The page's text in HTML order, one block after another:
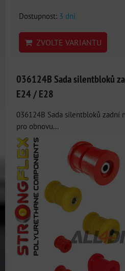
Dostupnost: 3 dni
ZVOLTE VARIANTU
036124B Sada silentbloků
E24 / E28
036124B Sada silentbloků zadní
pro obnovu...